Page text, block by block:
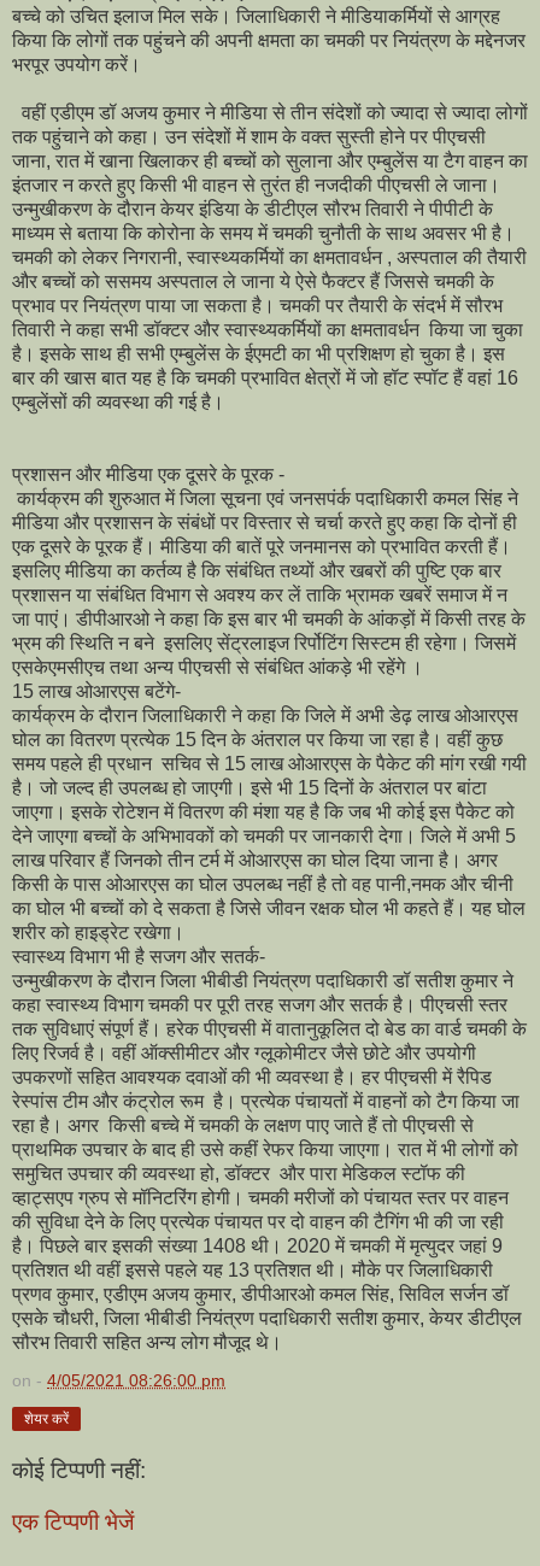
बच्चे को उचित इलाज मिल सके। जिलाधिकारी ने मीडियाकर्मियों से आग्रह
किया कि लोगों तक पहुंचने की अपनी क्षमता का चमकी पर नियंत्रण के मद्देनजर
भरपूर उपयोग करें।
वहीं एडीएम डॉ अजय कुमार ने मीडिया से तीन संदेशों को ज्यादा से ज्यादा लोगों
तक पहुंचाने को कहा। उन संदेशों में शाम के वक्त सुस्ती होने पर पीएचसी
जाना, रात में खाना खिलाकर ही बच्चों को सुलाना और एम्बुलेंस या टैग वाहन का
इंतजार न करते हुए किसी भी वाहन से तुरंत ही नजदीकी पीएचसी ले जाना।
उन्मुखीकरण के दौरान केयर इंडिया के डीटीएल सौरभ तिवारी ने पीपीटी के
माध्यम से बताया कि कोरोना के समय में चमकी चुनौती के साथ अवसर भी है।
चमकी को लेकर निगरानी, स्वास्थ्यकर्मियों का क्षमतावर्धन , अस्पताल की तैयारी
और बच्चों को ससमय अस्पताल ले जाना ये ऐसे फैक्टर हैं जिससे चमकी के
प्रभाव पर नियंत्रण पाया जा सकता है। चमकी पर तैयारी के संदर्भ में सौरभ
तिवारी ने कहा सभी डॉक्टर और स्वास्थ्यकर्मियों का क्षमतावर्धन किया जा चुका
है। इसके साथ ही सभी एम्बुलेंस के ईएमटी का भी प्रशिक्षण हो चुका है। इस
बार की खास बात यह है कि चमकी प्रभावित क्षेत्रों में जो हॉट स्पॉट हैं वहां 16
एम्बुलेंसों की व्यवस्था की गई है।
प्रशासन और मीडिया एक दूसरे के पूरक -
कार्यक्रम की शुरुआत में जिला सूचना एवं जनसपंर्क पदाधिकारी कमल सिंह ने
मीडिया और प्रशासन के संबंधों पर विस्तार से चर्चा करते हुए कहा कि दोनों ही
एक दूसरे के पूरक हैं। मीडिया की बातें पूरे जनमानस को प्रभावित करती हैं।
इसलिए मीडिया का कर्तव्य है कि संबंधित तथ्यों और खबरों की पुष्टि एक बार
प्रशासन या संबंधित विभाग से अवश्य कर लें ताकि भ्रामक खबरें समाज में न
जा पाएं। डीपीआरओ ने कहा कि इस बार भी चमकी के आंकड़ों में किसी तरह के
भ्रम की स्थिति न बने इसलिए सेंट्रलाइज रिर्पोटिंग सिस्टम ही रहेगा। जिसमें
एसकेएमसीएच तथा अन्य पीएचसी से संबंधित आंकड़े भी रहेंगे ।
15 लाख ओआरएस बटेंगे-
कार्यक्रम के दौरान जिलाधिकारी ने कहा कि जिले में अभी डेढ़ लाख ओआरएस
घोल का वितरण प्रत्येक 15 दिन के अंतराल पर किया जा रहा है। वहीं कुछ
समय पहले ही प्रधान सचिव से 15 लाख ओआरएस के पैकेट की मांग रखी गयी
है। जो जल्द ही उपलब्ध हो जाएगी। इसे भी 15 दिनों के अंतराल पर बांटा
जाएगा। इसके रोटेशन में वितरण की मंशा यह है कि जब भी कोई इस पैकेट को
देने जाएगा बच्चों के अभिभावकों को चमकी पर जानकारी देगा। जिले में अभी 5
लाख परिवार हैं जिनको तीन टर्म में ओआरएस का घोल दिया जाना है। अगर
किसी के पास ओआरएस का घोल उपलब्ध नहीं है तो वह पानी,नमक और चीनी
का घोल भी बच्चों को दे सकता है जिसे जीवन रक्षक घोल भी कहते हैं। यह घोल
शरीर को हाइड्रेट रखेगा।
स्वास्थ्य विभाग भी है सजग और सतर्क-
उन्मुखीकरण के दौरान जिला भीबीडी नियंत्रण पदाधिकारी डॉ सतीश कुमार ने
कहा स्वास्थ्य विभाग चमकी पर पूरी तरह सजग और सतर्क है। पीएचसी स्तर
तक सुविधाएं संपूर्ण हैं। हरेक पीएचसी में वातानुकूलित दो बेड का वार्ड चमकी के
लिए रिजर्व है। वहीं ऑक्सीमीटर और ग्लूकोमीटर जैसे छोटे और उपयोगी
उपकरणों सहित आवश्यक दवाओं की भी व्यवस्था है। हर पीएचसी में रैपिड
रेस्पांस टीम और कंट्रोल रूम है। प्रत्येक पंचायतों में वाहनों को टैग किया जा
रहा है। अगर किसी बच्चे में चमकी के लक्षण पाए जाते हैं तो पीएचसी से
प्राथमिक उपचार के बाद ही उसे कहीं रेफर किया जाएगा। रात में भी लोगों को
समुचित उपचार की व्यवस्था हो, डॉक्टर और पारा मेडिकल स्टॉफ की
व्हाट्सएप ग्रुप से मॉनिटरिंग होगी। चमकी मरीजों को पंचायत स्तर पर वाहन
की सुविधा देने के लिए प्रत्येक पंचायत पर दो वाहन की टैगिंग भी की जा रही
है। पिछले बार इसकी संख्या 1408 थी। 2020 में चमकी में मृत्युदर जहां 9
प्रतिशत थी वहीं इससे पहले यह 13 प्रतिशत थी। मौके पर जिलाधिकारी
प्रणव कुमार, एडीएम अजय कुमार, डीपीआरओ कमल सिंह, सिविल सर्जन डॉ
एसके चौधरी, जिला भीबीडी नियंत्रण पदाधिकारी सतीश कुमार, केयर डीटीएल
सौरभ तिवारी सहित अन्य लोग मौजूद थे।
on - 4/05/2021 08:26:00 pm
शेयर करें
कोई टिप्पणी नहीं:
एक टिप्पणी भेजें